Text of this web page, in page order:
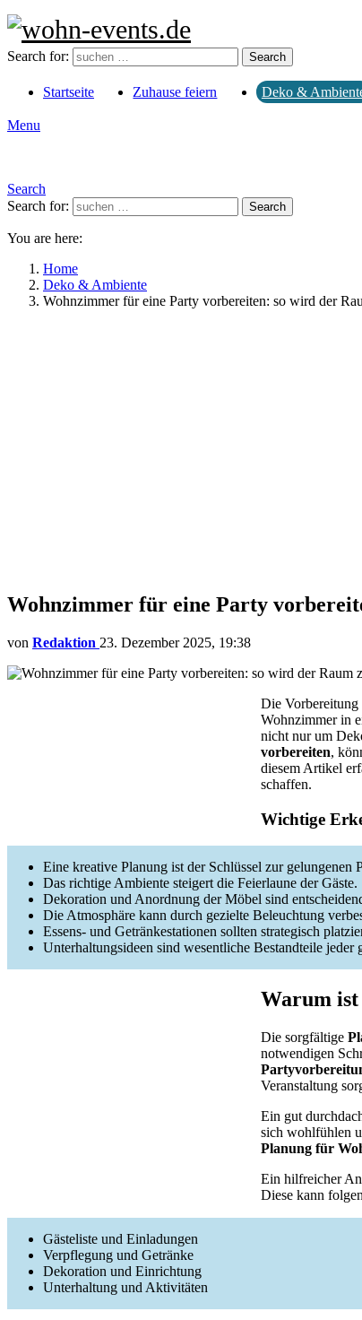
Search for: Search
Startseite Zuhause feiern Deko &
Menu
Search
Search for:
Search
You are here:
Home
Deko & Ambiente
Wohnzimmer für eine Party vorbereiten: so wird der
Wohnzimmer für eine Party
von Redaktion 23. Dezember 2025, 19:38
Die Vorbereitung
Wohnzimmer in
nicht nur um
vorbereiten,
diesem Artikel
schaffen.
Wichtige
Eine kreative Planung ist der Schlüssel zur gelungenen
Das richtige Ambiente steigert die Feierlaune der Gäste.
Dekoration und Anordnung der Möbel sind
Die Atmosphäre kann durch gezielte Beleuchtung
Essens- und Getränkestationen sollten strategisch
Unterhaltungsideen sind wesentliche Bestandteile jeder
Warum
Die sorgfältige
notwendigen
Veranstaltung
Ein gut
sich wohlfühlen
Planung für
Ein hilfreicher
Diese kann
Gästeliste und Einladungen
Verpflegung und Getränke
Dekoration und Einrichtung
Unterhaltung und Aktivitäten